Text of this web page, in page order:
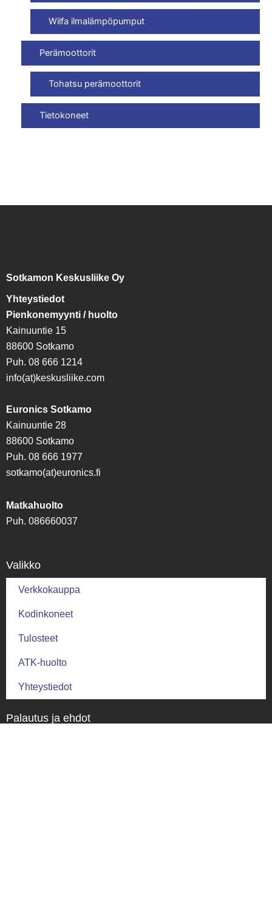
Wilfa ilmalämpöpumput
Perämoottorit
Tohatsu perämoottorit
Tietokoneet
Sotkamon Keskusliike Oy
Yhteystiedot
Pienkonemyynti / huolto
Kainuuntie 15
88600 Sotkamo
Puh. 08 666 1214
info(at)keskusliike.com
Euronics Sotkamo
Kainuuntie 28
88600 Sotkamo
Puh. 08 666 1977
sotkamo(at)euronics.fi
Matkahuolto
Puh. 086660037
Valikko
Verkkokauppa
Kodinkoneet
Tulosteet
ATK-huolto
Yhteystiedot
Palautus ja ehdot